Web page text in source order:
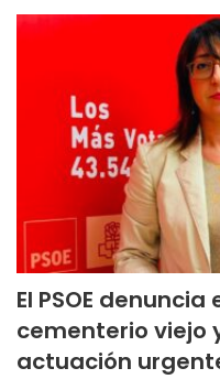
El PSOE
cementerio viejo
actuación